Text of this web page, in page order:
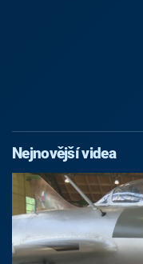
Nejnovější videa